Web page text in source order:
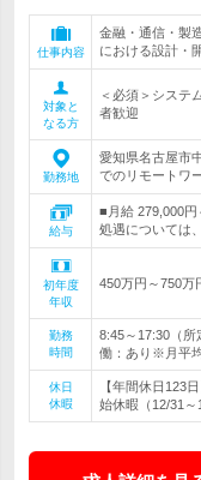
仕事内容
金融・通信・製
における設計・
対象と
なる方
＜必須＞シス
者歓迎
勤務地
愛知県名古屋市
でのリモートワ
給与
■月給 279,000
処遇については
初年度
年収
450万円～750万
勤務
時間
8:45～17:30（
働：あり※月平
休日
休暇
【年間休日123
始休暇（12/31～